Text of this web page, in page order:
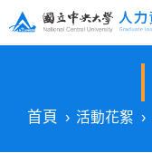
首頁 活動花絮